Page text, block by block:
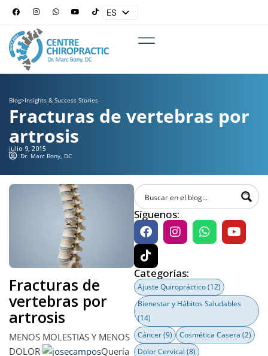
ES
Blog>Insights & Success Stories
Fracturas de vertebras por
artrosis
julio 9, 2015
Dr. Marc Bony, DC
Fracturas de
vertebras por
artrosis
MENOS MOLESTIAS Y MENOS
DOLOR
Quería
Síguenos:
Categorías:
Ajuste Quiropráctico(12)
Bienestar y Hábitos Saludables
(14)
Cáncer(9) Cosmética Casera (2)
Dolor Cervical (8)